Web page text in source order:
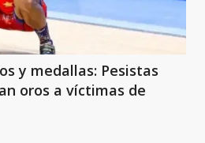
y medallas: Pesistas
oros a víctimas de